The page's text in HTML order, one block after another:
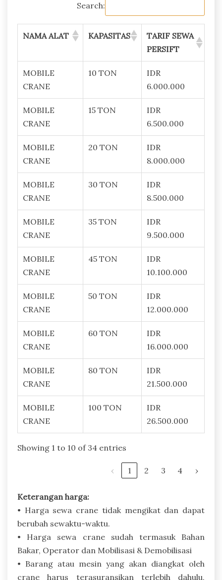
Search:
NAMA ALAT KAPASITAS
TARIF SEWA
PERSIFT
MOBILE
CRANE
10 TON
IDR
6.000.000
MOBILE
CRANE
15 TON
IDR
6.500.000
MOBILE
CRANE
20 TON
IDR
8.000.000
MOBILE
CRANE
30 TON
IDR
8.500.000
MOBILE
CRANE
35 TON
IDR
9.500.000
MOBILE
CRANE
45 TON
IDR
10.100.000
MOBILE
CRANE
50 TON
IDR
12.000.000
MOBILE
CRANE
60 TON
IDR
16.000.000
MOBILE
CRANE
80 TON
IDR
21.500.000
MOBILE
CRANE
100 TON
IDR
26.500.000
Showing 1 to 10 of 34 entries
‹ 1 2 3 4 ›
Keterangan harga:
• Harga sewa crane tidak mengikat dan dapat
berubah sewaktu-waktu.
• Harga sewa crane sudah termasuk Bahan
Bakar, Operator dan Mobilisasi & Demobilisasi
• Barang atau mesin yang akan diangkat oleh
crane harus terasuransikan terlebih dahulu,